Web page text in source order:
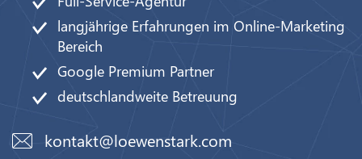
langjährige Erfahrungen im Online-Marketing
Bereich
Google Premium Partner
deutschlandweite Betreuung
kontakt@loewenstark.com